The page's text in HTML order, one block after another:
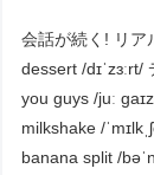
会話が続く! リア
dessert /dɪˈzɜːrt/
you guys /juː
milkshake /
banana split /